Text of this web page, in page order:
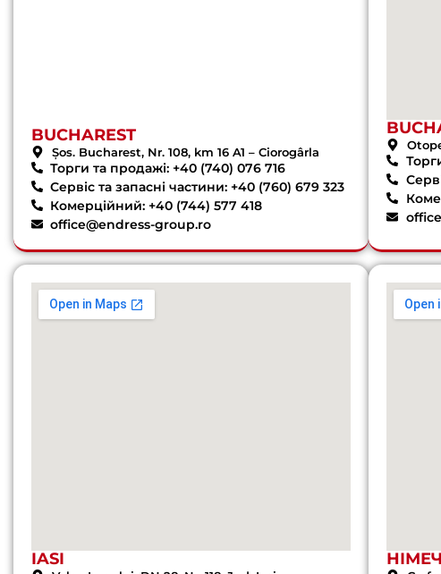
BUCHAREST
Șos. Bucharest, Nr. 108, km 16 A1 – Ciorogârla
Торги та продажі: +40 (740) 076 716
Сервіс та запасні частини: +40 (760) 679 323
Комерційний: +40 (744) 577 418
office@endress-group.ro
IASI